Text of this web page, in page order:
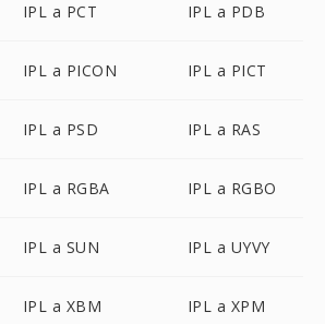
IPL a PCT IPL a PDB
IPL a PICON IPL a PICT
IPL a PSD IPL a RAS
IPL a RGBA IPL a RGBO
IPL a SUN IPL a UYVY
IPL a XBM IPL a XPM